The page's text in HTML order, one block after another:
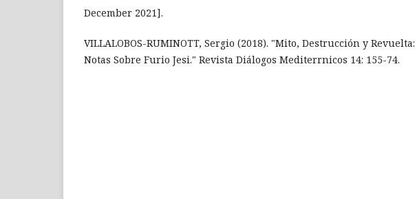
December 2021].
VILLALOBOS-RUMINOTT, Sergio (2018). "Mito, Destrucción y Revuelta:
Notas Sobre Furio Jesi." Revista Diálogos Mediterrnicos 14: 155-74.